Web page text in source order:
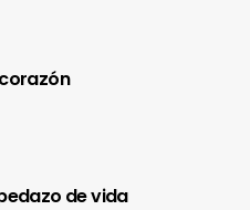
de vida